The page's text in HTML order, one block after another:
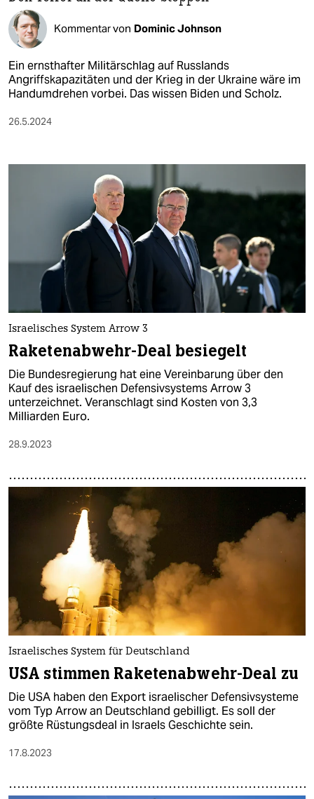
Kommentar von Dominic Johnson
Ein ernsthafter Militärschlag auf Russlands
Angriffskapazitäten und der Krieg in der Ukraine wäre im
Handumdrehen vorbei. Das wissen Biden und Scholz.
26.5.2024
Israelisches System Arrow 3
Raketenabwehr-Deal besiegelt
Die Bundesregierung hat eine Vereinbarung über den
Kauf des israelischen Defensivsystems Arrow 3
unterzeichnet. Veranschlagt sind Kosten von 3,3
Milliarden Euro.
28.9.2023
Israelisches System für Deutschland
USA stimmen Raketenabwehr-Deal zu
Die USA haben den Export israelischer Defensivsysteme
vom Typ Arrow an Deutschland gebilligt. Es soll der
größte Rüstungsdeal in Israels Geschichte sein.
17.8.2023